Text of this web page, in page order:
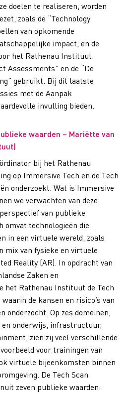
doelen te realiseren, worden
zoals de “Technology
van opkomende
impact, en de
het Rathenau Instituut.
Assessments” en de “De
gebruikt. Bij dit laatste
met de Aanpak
invulling bieden.
waarden – Mariëtte van
bij het Rathenau
op Immersive Tech en de Tech
onderzoekt. Wat is Immersive
we verwachten van deze
van publieke
omvat technologieën die
in een virtuele wereld, zoals
mix van fysieke en virtuele
Reality (AR). In opdracht van
Zaken en
het Rathenau Instituut de Tech
de kansen en risico’s van
onderzocht. Op zes domeinen,
en onderwijs, infrastructuur,
zien zij veel verschillende
voor trainingen van
virtuele bijeenkomsten binnen
De Tech Scan
zeven publieke waarden: